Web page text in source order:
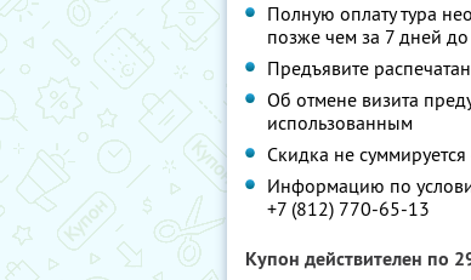
Полную оплату тура
позже чем за 7 дней
Предъявите
Об отмене визита
использованным
Скидка не
Информацию по
+7 (812) 770-65-13
Купон действителен по